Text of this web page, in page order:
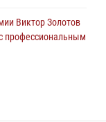
Виктор Золотов
профессиональным